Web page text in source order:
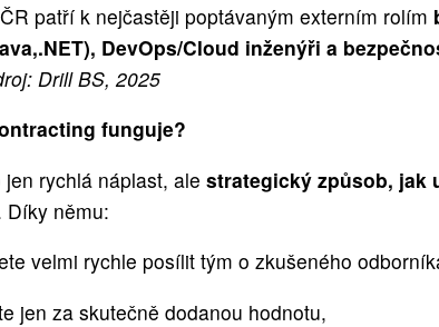
patří k nejčastěji poptávaným externím rolím
DevOps/Cloud inženýři a
Drill BS, 2025
funguje?
jen rychlá náplast, ale strategický způsob, jak
Díky němu:
velmi rychle posílit tým o zkušeného
jen za skutečně dodanou hodnotu,